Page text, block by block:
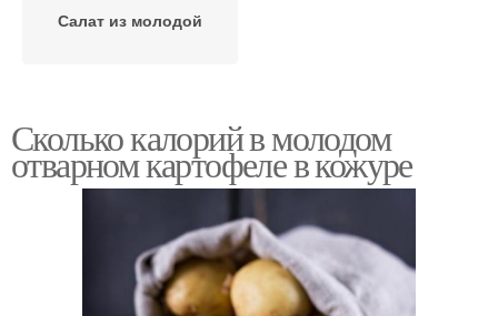
Салат из молодой
Сколько калорий в молодом
отварном картофеле в кожуре